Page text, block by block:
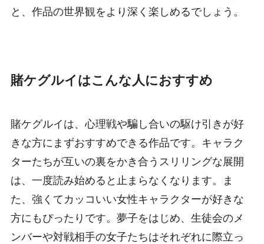
と、作品の世界観をより深く楽しめるでしょう。
賭ケグルイはこんな人におすすめ
賭ケグルイは、心理戦や騙し合いの駆け引きが好
きな方にまずおすすめできる作品です。キャラク
ターたちが互いの裏をかき合うスリリングな展開
は、一度読み始めると止まらなくなります。ま
た、強くてカッコいい女性キャラクターが好きな
方にもぴったりです。夢子をはじめ、生徒会のメ
ンバーや対戦相手の女子たちはそれぞれに際立っ